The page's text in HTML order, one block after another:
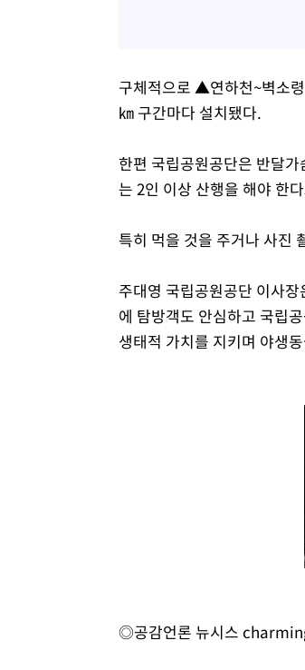
구체적으로 ▲연하천~벽소
㎞ 구간마다 설치됐다.
한편 국립공원공단은 반달
는 2인 이상 산행을 해야 한
특히 먹을 것을 주거나 사진
주대영 국립공원공단 이사
에 탐방객도 안심하고 국립
생태적 가치를 지키며 야생
◎공감언론 뉴시스